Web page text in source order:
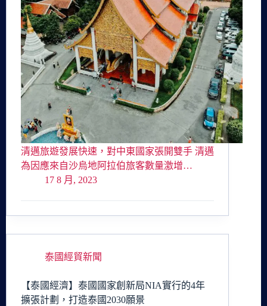
清邁旅遊發展快速，對中東國家張開雙手 清邁
為因應來自沙烏地阿拉伯旅客數量激增…
17 8 月, 2023
泰國經貿新聞
【泰國經濟】泰國國家創新局NIA實行的4年
擴張計劃，打造泰國2030願景